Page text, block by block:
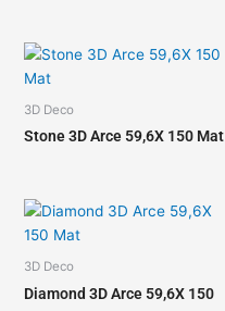
3D Deco
Stone 3D Arce 59,6X 150 Mat
3D Deco
Diamond 3D Arce 59,6X 150